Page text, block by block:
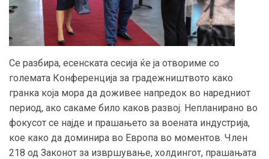
Се разбира, есенската сесија ќе ја отвориме со
големата Конференција за градежништвото како
гранка која мора да доживее напредок во наредниот
период, ако сакаме било каков развој. Непланирано во
фокусот се најде и прашањето за воената индустрија,
кое како да доминира во Европа во моментов. Член
218 од Законот за извршување, холдингот, прашањата